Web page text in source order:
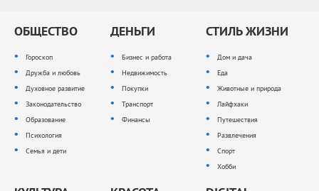
ОБЩЕСТВО
Гороскоп
Дружба и любовь
Духовное развитие
Законодательство
Образование
Психология
Семья и дети
ДЕНЬГИ
Бизнес и работа
Недвижимость
Покупки
Транспорт
Финансы
СТИЛЬ ЖИЗНИ
Дом и дача
Еда
Животные и природа
Лайфхаки
Путешествия
Развлечения
Спорт
Хобби